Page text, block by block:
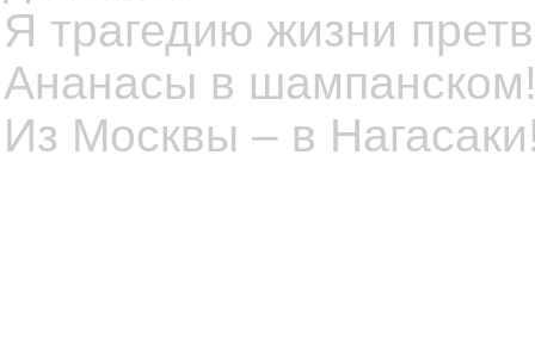
Я трагедию жизни
Ананасы в
Из Москвы – в